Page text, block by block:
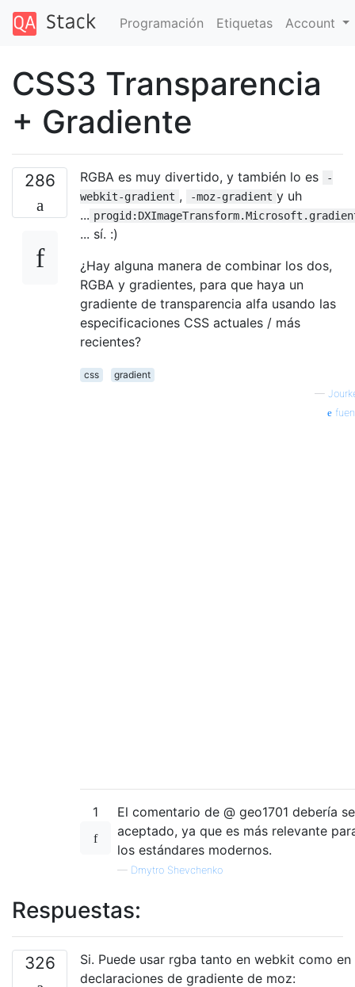
Programación Etiquetas Account
CSS3 Transparencia
+ Gradiente
286 RGBA es muy divertido, y también lo es
-
webkit-gradient , -moz-gradient y uh
...
... sí. :)
¿Hay alguna manera de combinar los dos,
RGBA y gradientes, para que haya un
gradiente de transparencia alfa usando las
especificaciones CSS actuales / más
recientes?
css
gradient
—
1
El comentario de @ geo1701 debería
aceptado, ya que es más relevante
los estándares modernos.
— Dmytro Shevchenko
Respuestas:
326
Si. Puede usar rgba tanto en webkit como en
declaraciones de gradiente de moz: